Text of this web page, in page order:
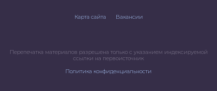
Карта сайта Вакансии
Перепечатка материалов разрешена только с указанием индексируемой
ссылки на первоисточник
Политика конфиденциальности